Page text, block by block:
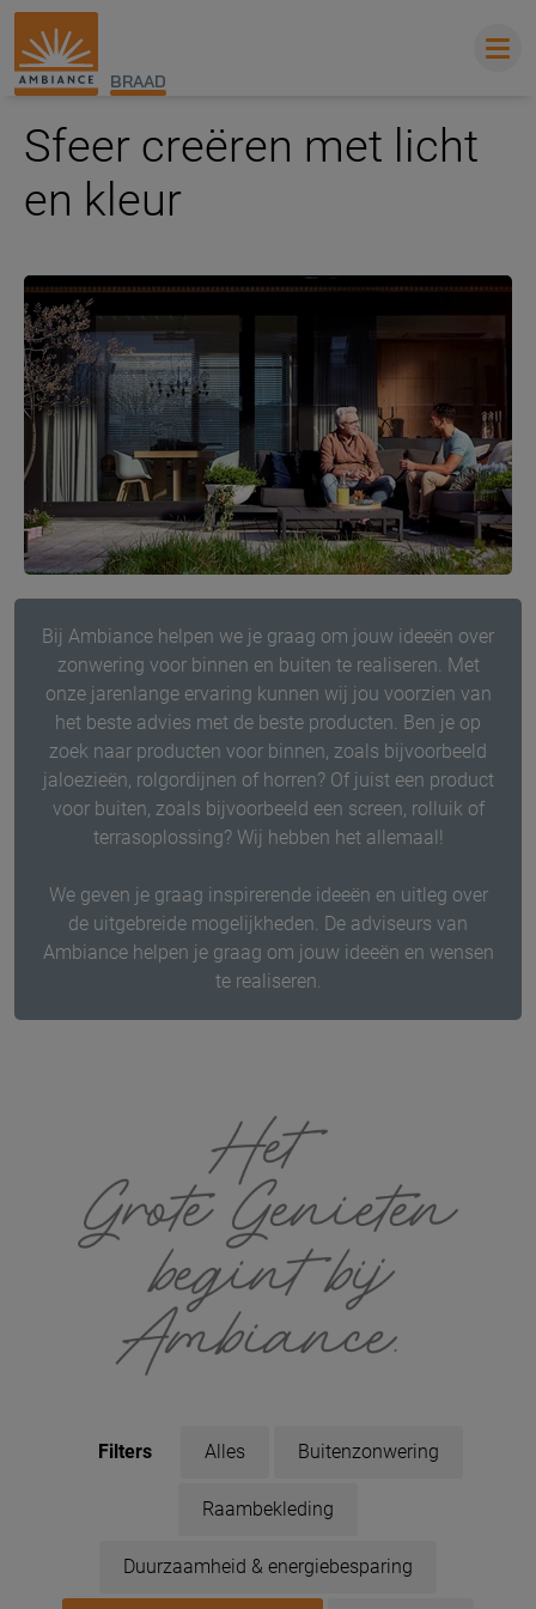
BRAAD
Sfeer creëren met licht
en kleur
Bij Ambiance helpen we je graag om jouw ideeën over
zonwering voor binnen en buiten te realiseren. Met
onze jarenlange ervaring kunnen wij jou voorzien van
het beste advies met de beste producten. Ben je op
zoek naar producten voor binnen, zoals bijvoorbeeld
jaloezieën, rolgordijnen of horren? Of juist een product
voor buiten, zoals bijvoorbeeld een screen, rolluik of
terrasoplossing? Wij hebben het allemaal!
We geven je graag inspirerende ideeën en uitleg over
de uitgebreide mogelijkheden. De adviseurs van
Ambiance helpen je graag om jouw ideeën en wensen
te realiseren.
Filters Alles Buitenzonwering
Raambekleding
Duurzaamheid & energiebesparing